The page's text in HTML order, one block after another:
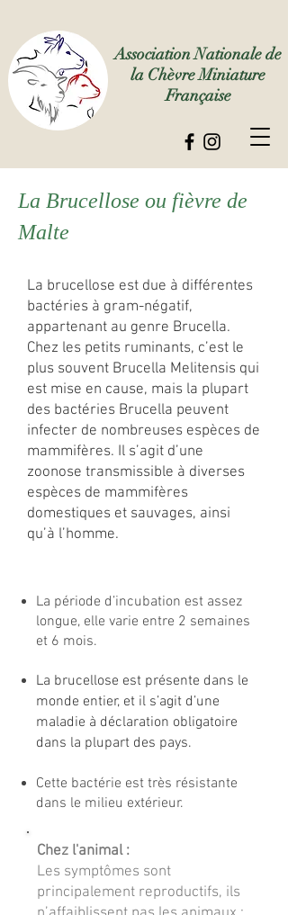
Association Nationale de
la Chèvre Miniature
Française
La Brucellose ou fièvre de
Malte
La brucellose est due à différentes
bactéries à gram-négatif,
appartenant au genre Brucella.
Chez les petits ruminants, c’est le
plus souvent Brucella Melitensis qui
est mise en cause, mais la plupart
des bactéries Brucella peuvent
infecter de nombreuses espèces de
mammifères. Il s’agit d’une
zoonose transmissible à diverses
espèces de mammifères
domestiques et sauvages, ainsi
qu’à l’homme.
La période d’incubation est assez
longue, elle varie entre 2 semaines
et 6 mois.
La brucellose est présente dans le
monde entier, et il s’agit d’une
maladie à déclaration obligatoire
dans la plupart des pays.
Cette bactérie est très résistante
dans le milieu extérieur.
Chez l'animal :
Les symptômes sont
principalement reproductifs, ils